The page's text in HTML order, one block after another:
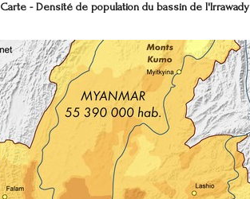
Carte - Densité de population du bassin de l'Irrawady